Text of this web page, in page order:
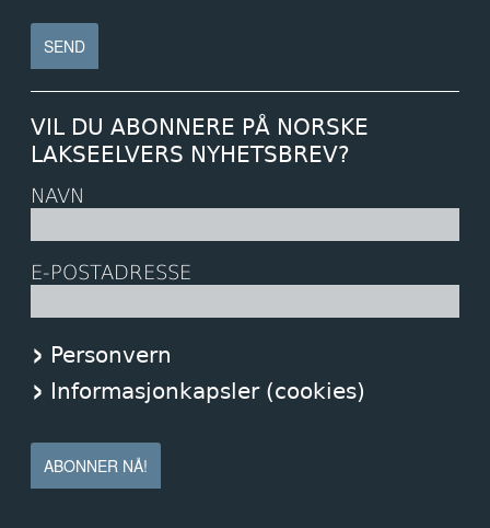
VIL DU ABONNERE PÅ NORSKE
LAKSEELVERS NYHETSBREV?
NAVN
E-POSTADRESSE
Personvern
Informasjonkapsler (cookies)